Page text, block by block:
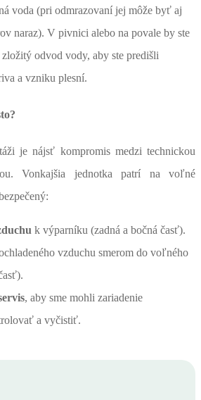
voda (pri odmrazovaní jej môže byť aj
naraz). V pivnici alebo na povale by ste
odvod vody, aby ste predišli
a vzniku plesní.
je nájsť kompromis medzi technickou
Vonkajšia jednotka patrí na voľné
k výparníku (zadná a bočná časť).
vzduchu smerom do voľného
, aby sme mohli zariadenie
a vyčistiť.